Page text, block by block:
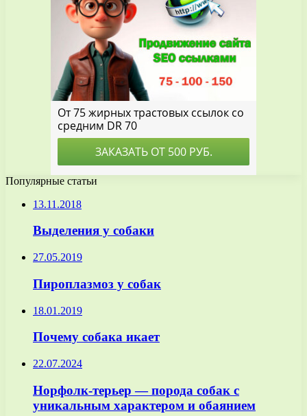
Популярные статьи
13.11.2018
Выделения у собаки
27.05.2019
Пироплазмоз у собак
18.01.2019
Почему собака икает
22.07.2024
Норфолк-терьер — порода собак с
уникальным характером и обаянием